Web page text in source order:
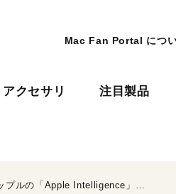
Mac Fan Portal につ
アクセサリ 注目製品
“誰でも使える難しくない生成AI”がやってくる アップルの「Apple Intelligence」とは何か